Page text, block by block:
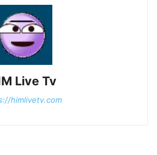
Live Tv
himlivetv.com